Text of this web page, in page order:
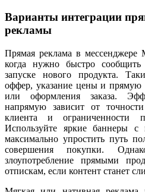
Варианты интеграции
рекламы
Прямая реклама в мессенджере
когда нужно быстро
запуске нового продукта.
оффер, указание цены и прямую
или оформления заказа.
напрямую зависит от
клиента и ограниченности
Используйте яркие баннеры с
максимально упростить путь
совершения покупки.
злоупотребление прямыми
отпискам, если контент станет